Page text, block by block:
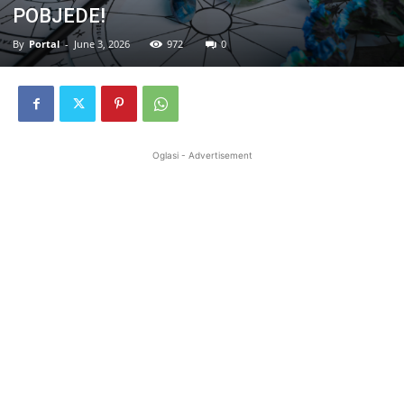
POBJEDE!
By Portal - June 3, 2026 972 0
Oglasi - Advertisement